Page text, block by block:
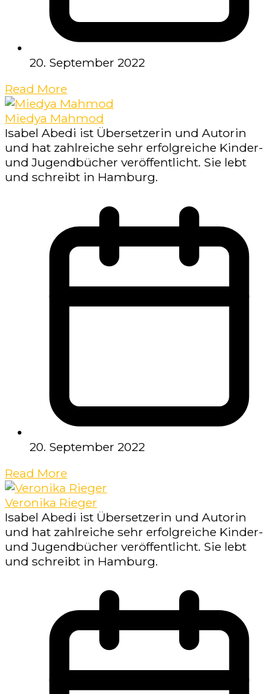
20. September 2022
Read More
Miedya Mahmod
Isabel Abedi ist Übersetzerin und Autorin
und hat zahlreiche sehr erfolgreiche Kinder-
und Jugendbücher veröffentlicht. Sie lebt
und schreibt in Hamburg.
20. September 2022
Read More
Veronika Rieger
Isabel Abedi ist Übersetzerin und Autorin
und hat zahlreiche sehr erfolgreiche Kinder-
und Jugendbücher veröffentlicht. Sie lebt
und schreibt in Hamburg.